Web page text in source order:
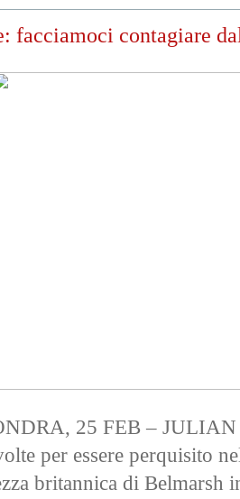
facciamoci contagiare
25 FEB – JULIAN
per essere perquisito
britannica di Belmarsh